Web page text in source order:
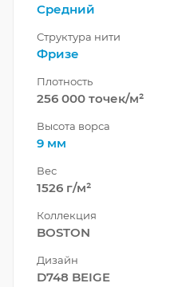
Средний
Структура нити
Фризе
Плотность
256 000 точек/м²
Высота ворса
9 мм
Вес
1526 г/м²
Коллекция
BOSTON
Дизайн
D748 BEIGE